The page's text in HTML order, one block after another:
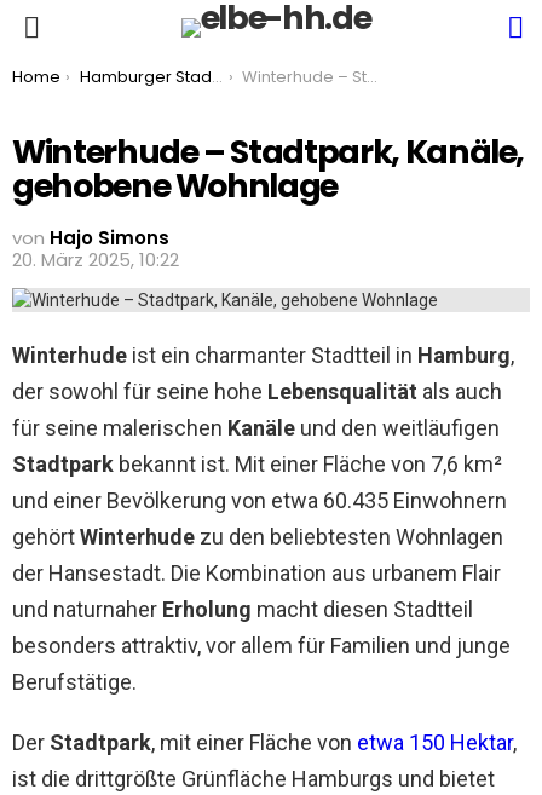
You are here:
Home Hamburger Stadtteile Winterhude – Stadtpark, Kanäle, gehobene Wohnlage
Winterhude – Stadtpark, Kanäle,
gehobene Wohnlage
von Hajo Simons
20. März 2025, 10:22
Winterhude ist ein charmanter Stadtteil in Hamburg,
der sowohl für seine hohe Lebensqualität als auch
für seine malerischen Kanäle und den weitläufigen
Stadtpark bekannt ist. Mit einer Fläche von 7,6 km²
und einer Bevölkerung von etwa 60.435 Einwohnern
gehörtWinterhude zu den beliebtesten Wohnlagen
der Hansestadt. Die Kombination aus urbanem Flair
und naturnaher Erholung macht diesen Stadtteil
besonders attraktiv, vor allem für Familien und junge
Berufstätige.
Der Stadtpark, mit einer Fläche von etwa 150 Hektar,
ist die drittgrößte Grünfläche Hamburgs und bietet